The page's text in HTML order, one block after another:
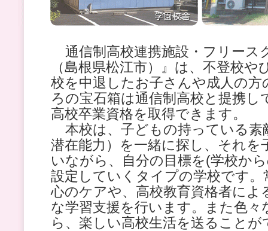
通信制高校連携施設・フリース
（島根県松江市）』は、不登校
校を中退したお子さんや成人の
ろの宝石箱は通信制高校と提携し
高校卒業資格を取得できます。
本校は、子どもの持っている素
潜在能力）を一緒に探し、それ
いながら、自分の目標を(学校か
設定していくタイプの学校です
心のケアや、高校教育資格者によ
な学習支援を行います。また色
ら、楽しい高校生活を送ることが